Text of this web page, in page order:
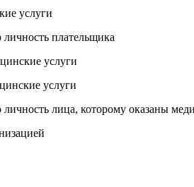
услуги
плательщика
услуги
услуги
лица, которому оказаны